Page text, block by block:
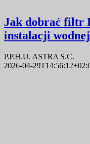
Jak dobrać filtr
instalacji
P.P.H.U. ASTRA S.C.
2026-04-